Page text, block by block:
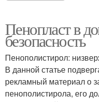
Пенопласт в
безопасность
Пенополистирол:
В данной статье
рекламный материал о
пенополистирола, его